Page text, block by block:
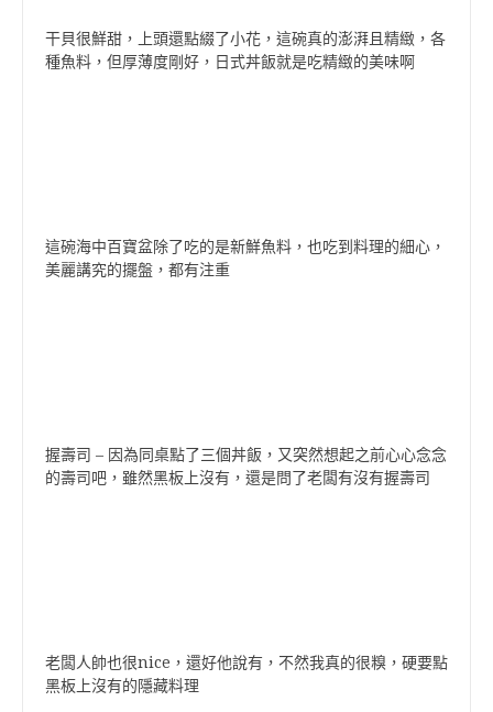
干貝很鮮甜，上頭還點綴了小花，這碗真的澎湃且精緻，各
種魚料，但厚薄度剛好，日式丼飯就是吃精緻的美味啊
這碗海中百寶盆除了吃的是新鮮魚料，也吃到料理的細心，
美麗講究的擺盤，都有注重
握壽司 – 因為同桌點了三個丼飯，又突然想起之前心心念念
的壽司吧，雖然黑板上沒有，還是問了老闆有沒有握壽司
老闆人帥也很nice，還好他說有，不然我真的很糗，硬要點
黑板上沒有的隱藏料理